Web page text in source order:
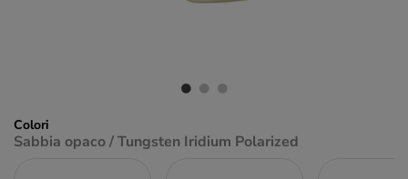
Colori
Sabbia opaco / Tungsten Iridium Polarized